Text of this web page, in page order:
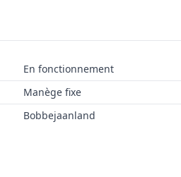
En fonctionnement
Manège fixe
Bobbejaanland